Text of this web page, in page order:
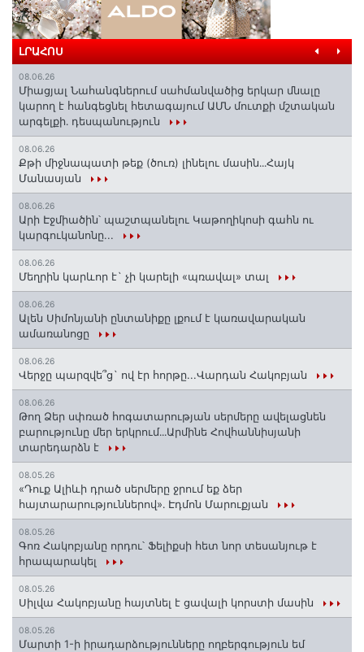
ԼՐԱՀՈՍ
08.06.26
Միացյալ Նահանգներում սահմանվածից երկար մնալը
կարող է հանգեցնել հետագայում ԱՄՆ մուտքի մշտական
արգելքի․ դեսպանություն
08.06.26
Քթի միջնապատի թեք (ծուռ) լինելու մասին․․․Հայկ
Մանասյան
08.06.26
Արի Էջմիածին՝ պաշտպանելու Կաթողիկոսի գահն ու
կարգուկանոնը...
08.06.26
Մեղրին կարևոր է` չի կարելի «պռավալ» տալ
08.06.26
Ալեն Սիմոնյանի ընտանիքը լքում է կառավարական
ամառանոցը
08.06.26
Վերջը պարզվե՞ց` ով էր հորթը...Վարդան Հակոբյան
08.06.26
Թող Ձեր սփռած հոգատարության սերմերը ավելացնեն
բարությունը մեր երկրում․․․Արմինե Հովհաննիսյանի
տարեդարձն է
08.05.26
«Դուք Ալիևի դրած սերմերը ջրում եք ձեր
հայտարարություններով»․ Էդմոն Մարուքյան
08.05.26
Գոռ Հակոբյանը որդու՝ Ֆելիքսի հետ նոր տեսանյութ է
հրապարակել
08.05.26
Սիլվա Հակոբյանը հայտնել է ցավալի կորստի մասին
08.05.26
Մարտի 1-ի իրադարձությունները ողբերգություն եմ